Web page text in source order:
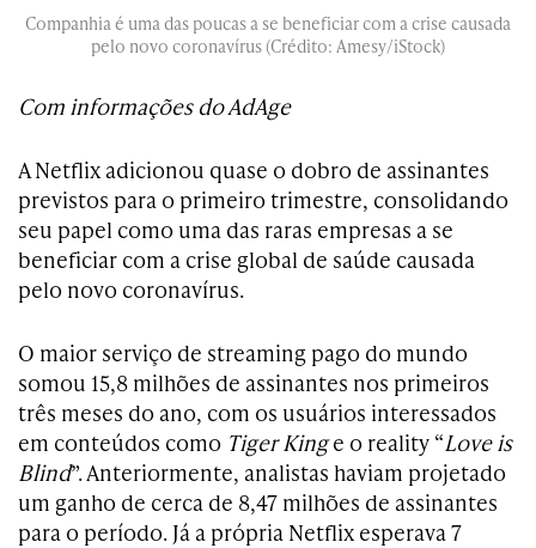
Companhia é uma das poucas a se beneficiar com a crise causada
pelo novo coronavírus (Crédito: Amesy/iStock)
Com informações do AdAge
A Netflix adicionou quase o dobro de assinantes
previstos para o primeiro trimestre, consolidando
seu papel como uma das raras empresas a se
beneficiar com a crise global de saúde causada
pelo novo coronavírus.
O maior serviço de streaming pago do mundo
somou 15,8 milhões de assinantes nos primeiros
três meses do ano, com os usuários interessados
em conteúdos como Tiger Kinge o reality “Love is
Blind”. Anteriormente, analistas haviam projetado
um ganho de cerca de 8,47 milhões de assinantes
para o período. Já a própria Netflix esperava 7